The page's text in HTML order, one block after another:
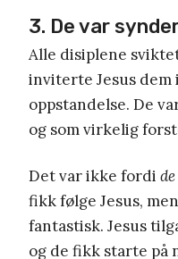
3. De var
Alle disiplene
inviterte Jesus
oppstandelse. De
og som virkelig
Det var ikke fordi de
fikk følge Jesus,
fantastisk. Jesus
og de fikk starte på